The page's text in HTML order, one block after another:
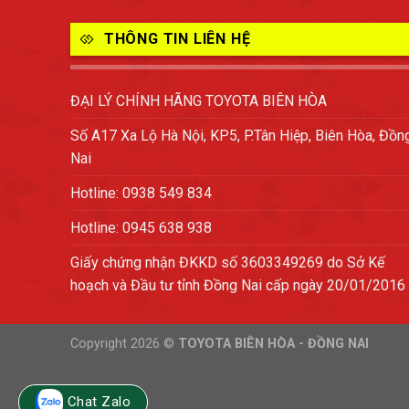
THÔNG TIN LIÊN HỆ
ĐẠI LÝ CHÍNH HÃNG TOYOTA BIÊN HÒA
Số A17 Xa Lộ Hà Nội, KP5, P.Tân Hiệp, Biên Hòa,
Nai
Hotline: 0938 549 834
Hotline: 0945 638 938
Giấy chứng nhận ĐKKD số 3603349269 do Sở Kế
hoạch và Đầu tư tỉnh Đồng Nai cấp ngày 20/01/2016
Copyright 2026 © TOYOTA BIÊN HÒA - ĐỒNG NAI
Chat Zalo